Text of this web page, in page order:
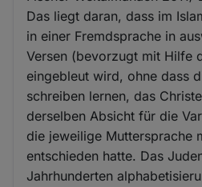
Das liegt daran, dass im
in einer Fremdsprache in
Versen (bevorzugt mit Hilfe
eingebleut wird, ohne dass
schreiben lernen, das
derselben Absicht für die
die jeweilige Muttersprache
entschieden hatte. Das
Jahrhunderten
und
Cookies